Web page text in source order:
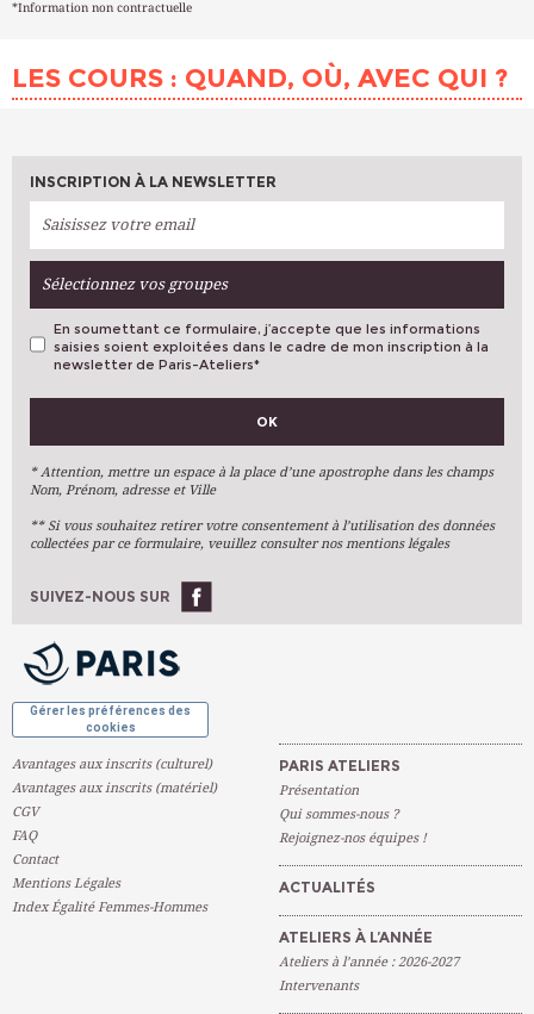
*Information non contractuelle
LES COURS : QUAND, OÙ, AVEC QUI ?
INSCRIPTION À LA NEWSLETTER
Sélectionnez vos groupes
VOS PRÉFÉRENCES
Arts Plastiques
Arts Du Texte
Arts Numériques
Ateliers À L'année
En soumettant ce formulaire, j’accepte que les informations
saisies soient exploitées dans le cadre de mon inscription à la
newsletter de Paris-Ateliers*
OK
* Attention, mettre un espace à la place d’une apostrophe dans les champs
Nom, Prénom, adresse et Ville
** Si vous souhaitez retirer votre consentement à l’utilisation des données
collectées par ce formulaire, veuillez consulter nos mentions légales
SUIVEZ-NOUS SUR
Gérer les préférences des
cookies
Avantages aux inscrits (culturel)
Avantages aux inscrits (matériel)
CGV
FAQ
Contact
Mentions Légales
Index Égalité Femmes-Hommes
PARIS ATELIERS
Présentation
Qui sommes-nous ?
Rejoignez-nos équipes !
ACTUALITÉS
ATELIERS À L’ANNÉE
Ateliers à l’année : 2026-2027
Intervenants